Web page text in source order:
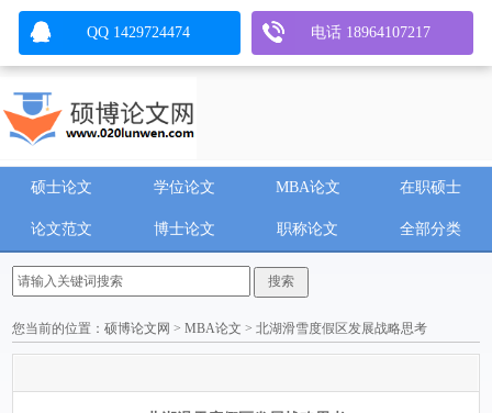
硕士论文 学位论文 MBA论文 在职硕士
论文范文 博士论文 职称论文 全部分类
您当前的位置：硕博论文网 >MBA论文 > 北湖滑雪度假区发展战略思考
QQ 1429724474 电话 18964107217